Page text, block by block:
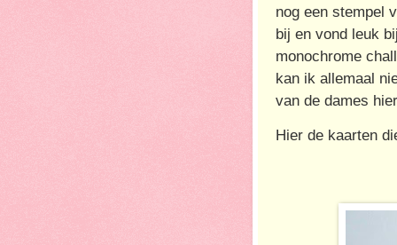
nog een stempel
bij en vond leuk
monochrome
kan ik allemaal
van de dames
Hier de kaarten